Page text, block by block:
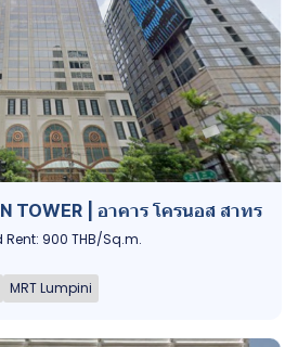
TOWER | อาคาร โครนอส สาทร
900 THB/Sq.m.
MRT Lumpini